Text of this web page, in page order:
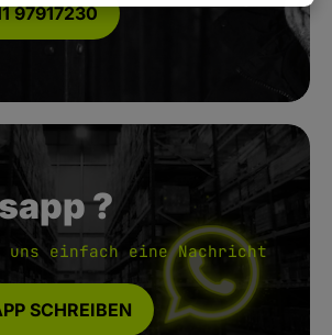
97917230
?
einfach eine Nachricht
SCHREIBEN